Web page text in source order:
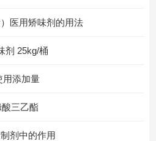
医用矫味剂的用法
剂 25kg/桶
用添加量
三乙酯
剂中的作用